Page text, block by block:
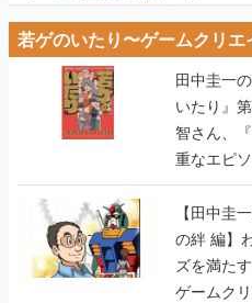
若ゲのいたり〜ゲームクリ
田中圭一
いたり』
智さん、
重なエピ
【田中圭
の絆 編】
ズを満た
ゲームク